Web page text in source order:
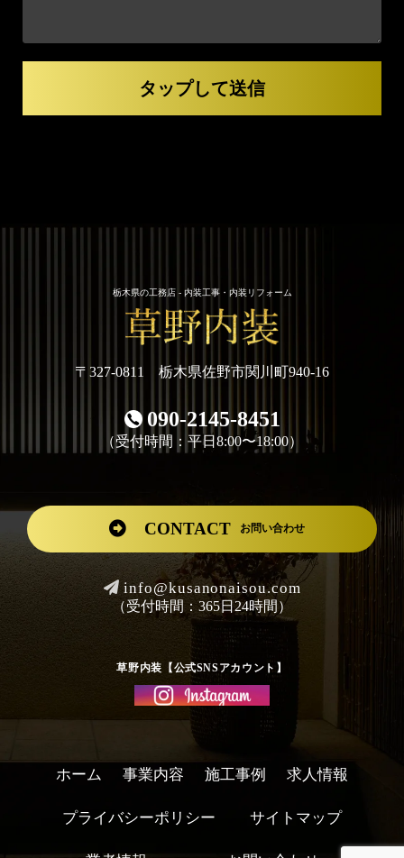
栃木県の工務店 - 内装工事・内装リフォーム
〒327-0811 栃木県佐野市関川町940-16
090-2145-8451
（受付時間：平日8:00〜18:00）
CONTACT お問い合わせ
info@kusanonaisou.com
（受付時間：365日24時間）
草野内装【公式SNSアカウント】
ホーム 事業内容 施工事例 求人情報
プライバシーポリシー サイトマップ